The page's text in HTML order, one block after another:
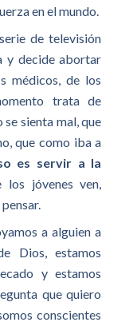
en el mundo.
de televisión
y decide abortar
médicos, de los
trata de
sienta mal, que
que como iba a
es servir a la
jóvenes ven,
a alguien a
Dios, estamos
y estamos
que quiero
conscientes